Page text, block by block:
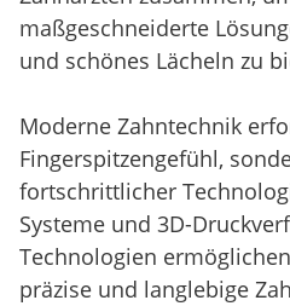
maßgeschneiderte
und schönes Lächeln zu
Moderne Zahntechnik
Fingerspitzengefühl,
fortschrittlicher
Systeme und 3D-
Technologien
präzise und langlebige